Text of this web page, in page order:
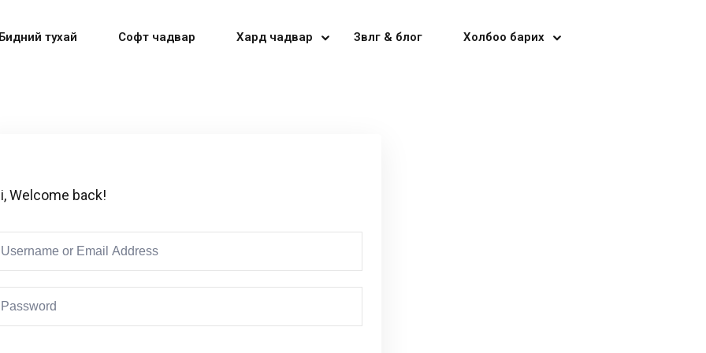
тухай Софт чадвар Хард чадвар Зөвлөгөө & блог Холбоо барих
Welcome back!
Don’t have an account?Sign up